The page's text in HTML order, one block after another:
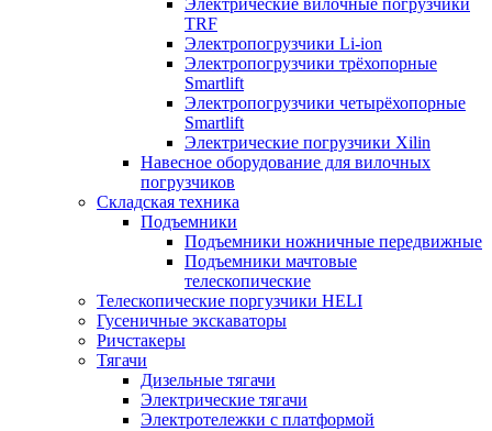
Электрические вилочные погрузчики
TRF
Электропогрузчики Li-ion
Электропогрузчики трёхопорные
Smartlift
Электропогрузчики четырёхопорные
Smartlift
Электрические погрузчики Xilin
Навесное оборудование для вилочных
погрузчиков
Складская техника
Подъемники
Подъемники ножничные передвижные
Подъемники мачтовые
телескопические
Телескопические поргузчики HELI
Гусеничные экскаваторы
Ричстакеры
Тягачи
Дизельные тягачи
Электрические тягачи
Электротележки с платформой